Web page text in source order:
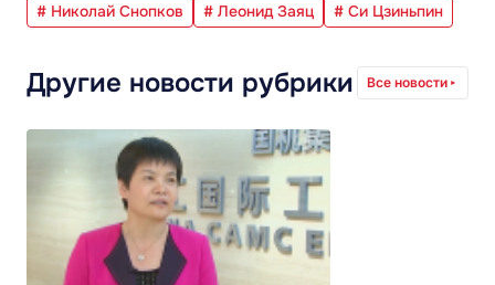
# Николай Снопков
# Леонид Заяц # Си Цзиньпин
Другие новости рубрики Все новости